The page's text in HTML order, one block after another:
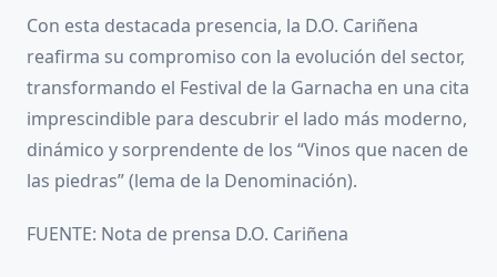
Con esta destacada presencia, la D.O. Cariñena
reafirma su compromiso con la evolución del sector,
transformando el Festival de la Garnacha en una cita
imprescindible para descubrir el lado más moderno,
dinámico y sorprendente de los “Vinos que nacen de
las piedras” (lema de la Denominación).
FUENTE: Nota de prensa D.O. Cariñena